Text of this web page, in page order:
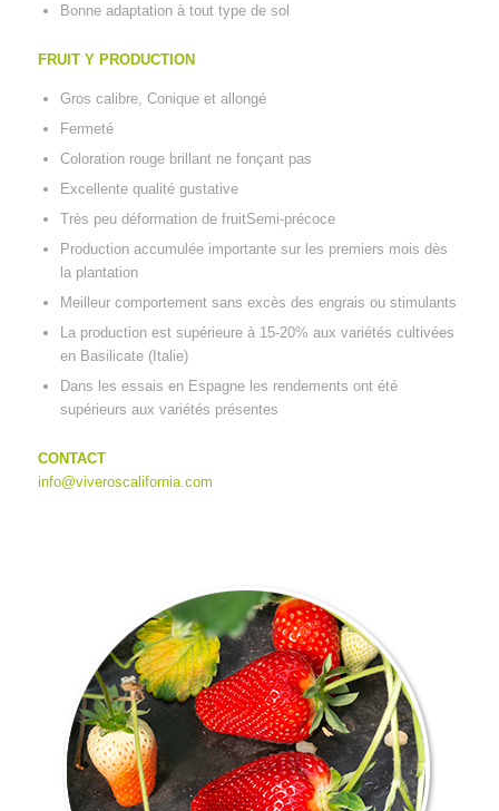
Bonne adaptation à tout type de sol
FRUIT Y PRODUCTION
Gros calibre, Conique et allongé
Fermeté
Coloration rouge brillant ne fonçant pas
Excellente qualité gustative
Très peu déformation de fruitSemi-précoce
Production accumulée importante sur les premiers mois dès
la plantation
Meilleur comportement sans excès des engrais ou stimulants
La production est supérieure à 15-20% aux variétés cultivées
en Basilicate (Italie)
Dans les essais en Espagne les rendements ont été
supérieurs aux variétés présentes
CONTACT
info@viveroscalifornia.com